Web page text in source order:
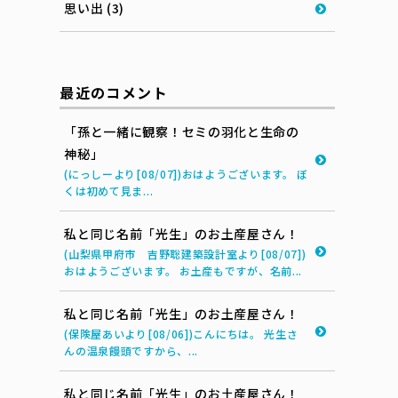
思い出 (3)
最近のコメント
「孫と一緒に観察！セミの羽化と生命の
神秘」
(にっしーより[08/07])おはようございます。 ぼ
くは初めて見ま...
私と同じ名前「光生」のお土産屋さん！
(山梨県甲府市 吉野聡建築設計室より[08/07])
おはようございます。 お土産もですが、名前...
私と同じ名前「光生」のお土産屋さん！
(保険屋あいより[08/06])こんにちは。 光生さ
んの温泉饅頭ですから、...
私と同じ名前「光生」のお土産屋さん！